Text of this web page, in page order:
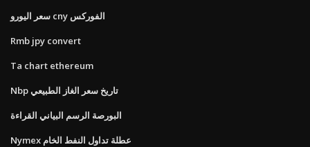
سعر اليورو cny الفوركس
Rmb jpy convert
Ta chart ethereum
Nbp تاريخ سعر الغاز الطبيعي
البورصة الرسم البياني القراءة
Nymex عطلة تداول النفط الخام